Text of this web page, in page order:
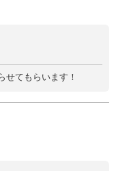
せてもらいます！